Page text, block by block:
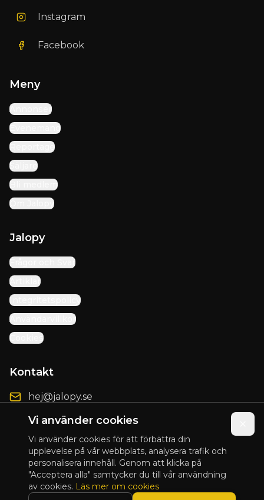
Vi använder cookies
Vi använder cookies för att förbättra din
upplevelse på vår webbplats, analysera trafik och
personalisera innehåll. Genom att klicka på
"Acceptera alla" samtycker du till vår användning
av cookies. Läs mer om cookies
Instagram
Facebook
Meny
Annonser
Evenemang
Reportage
Säljare
Bli medlem
Om Jalopy
Jalopy
Frågor och Svar
Artiklar
Integritetspolicy
Användarvillkor
Cookies
Kontakt
hej@jalopy.se
Förbättringsförslag
© 2025 Jalopy. Alla rättigheter förbehållna.
Presented by Blix Design